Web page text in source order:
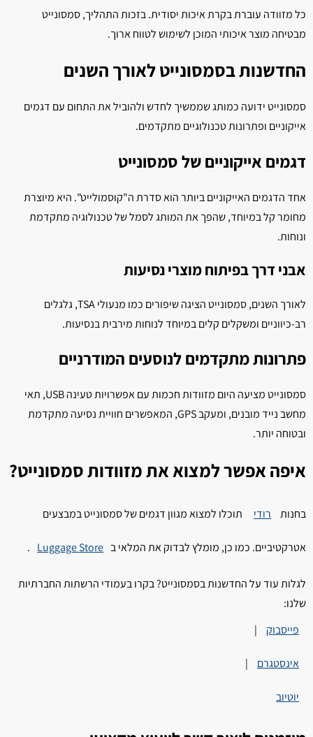
כל מזוודה עוברת בקרת איכות יסודית. בזכות התהליך, סמסונייט
מבטיחה מוצר איכותי המוכן לשימוש לטווח ארוך.
החדשנות בסמסונייט לאורך השנים
סמסונייט ידועה כמותג שממשיך לחדש ולהוביל את התחום עם דגמים
אייקוניים ופתרונות טכנולוגיים מתקדמים.
דגמים אייקוניים של סמסונייט
אחד הדגמים האייקוניים ביותר הוא סדרת ה"קוסמולייט". היא מיוצרת
מחומר קל במיוחד, שהפך את המותג לסמל של טכנולוגיה מתקדמת
ונוחות.
אבני דרך בפיתוח מוצרי נסיעות
לאורך השנים, סמסונייט הציגה שיפורים כמו מנעולי TSA, גלגלים
רב-כיווניים ומשקלים קלים במיוחד לנוחות מירבית בנסיעות.
פתרונות מתקדמים לנוסעים המודרניים
סמסונייט מציעה היום מזוודות חכמות עם אפשרויות טעינה USB, תאי
מחשב נייד מובנים, ומעקב GPS, המאפשרים חוויית נסיעה מתקדמת
ובטוחה יותר.
איפה אפשר למצוא את מזוודות סמסונייט?
בחנות רודי תוכלו למצוא מגוון דגמים של סמסונייט במבצעים
אטרקטיביים. כמו כן, מומלץ לבדוק את המלאי ב Luggage Store
.
לגלות עוד על החדשנות בסמסונייט? בקרו בעמודי הרשתות החברתיות
שלנו:
פייסבוק
|
אינסטגרם |
יוטיוב